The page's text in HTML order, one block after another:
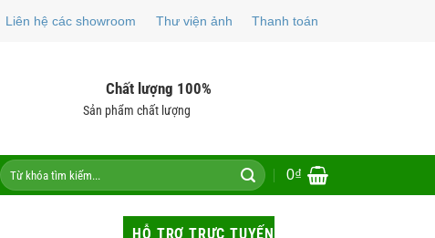
Liên hệ các showroom Thư viện ảnh Thanh toán
Chất lượng 100%
Sản phẩm chất lượng
Tìm
kiếm:
0₫
HỖ TRỢ TRỰC TUYẾN